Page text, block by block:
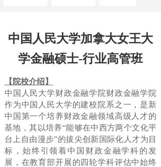
中国人民大学加拿大女王大
学金融硕士-行业高管班
【院校介绍】
中国人民大学财政金融学院财政金融学院
作为中国人民大学的建校院系之一，是新
中国第一个培养财政金融领域高级人才的
基地，其以培养“能够在中西方两个文化平
台上自由漫步”的拔尖创新国际化人才为目
标，始终引领着中国财政金融学科的发
展，在教育部开展的四轮学科评估中始终